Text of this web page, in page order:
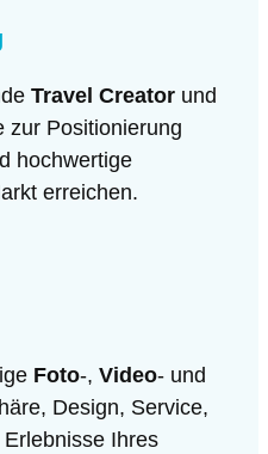
Travel Creator und
zur Positionierung
hochwertige
erreichen.
Foto-, Video- und
Design, Service,
Ihres